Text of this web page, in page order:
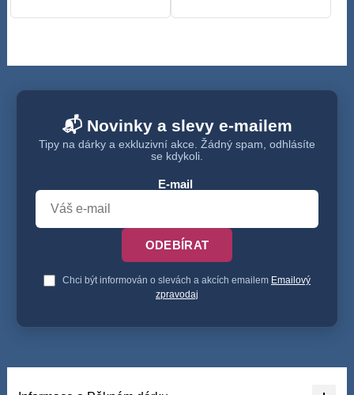
📬 Novinky a slevy e-mailem
Tipy na dárky a exkluzivní akce. Žádný spam, odhlásíte
se kdykoli.
E-mail
ODEBÍRAT
Chci být informován o slevách a akcích emailem Emailový
zpravodaj